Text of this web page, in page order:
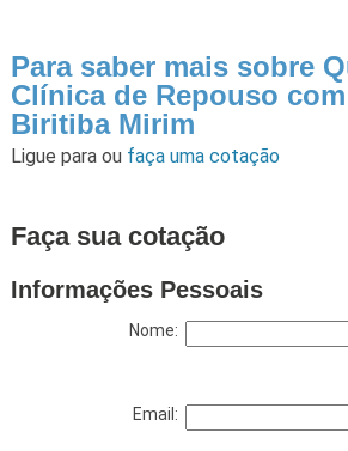
Para saber mais sobre
Clínica de Repouso
Biritiba Mirim
Ligue para ou faça uma cotação
Faça sua cotação
Informações Pessoais
Nome:
Email: